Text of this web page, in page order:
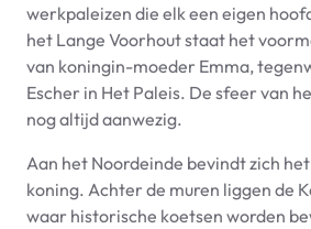
werkpaleizen die elk een eigen
het Lange Voorhout staat het
van koningin-moeder Emma,
Escher in Het Paleis. De sfeer van
nog altijd aanwezig.
Aan het Noordeinde bevindt zich
koning. Achter de muren liggen de
waar historische koetsen worden